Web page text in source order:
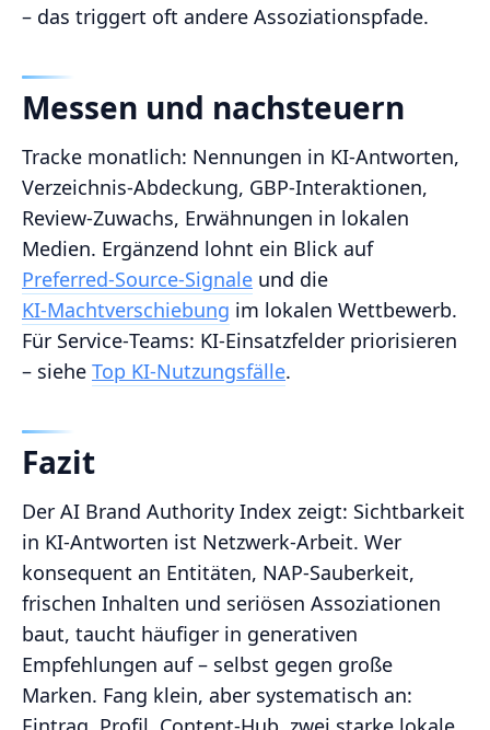
– das triggert oft andere Assoziationspfade.
Messen und nachsteuern
Tracke monatlich: Nennungen in KI‑Antworten,
Verzeichnis‑Abdeckung, GBP‑Interaktionen,
Review‑Zuwachs, Erwähnungen in lokalen
Medien. Ergänzend lohnt ein Blick auf
Preferred‑Source‑Signale und die
KI‑Machtverschiebung im lokalen Wettbewerb.
Für Service‑Teams: KI‑Einsatzfelder priorisieren
– siehe Top KI‑Nutzungsfälle.
Fazit
Der AI Brand Authority Index zeigt: Sichtbarkeit
in KI‑Antworten ist Netzwerk‑Arbeit. Wer
konsequent an Entitäten, NAP‑Sauberkeit,
frischen Inhalten und seriösen Assoziationen
baut, taucht häufiger in generativen
Empfehlungen auf – selbst gegen große
Marken. Fang klein, aber systematisch an: